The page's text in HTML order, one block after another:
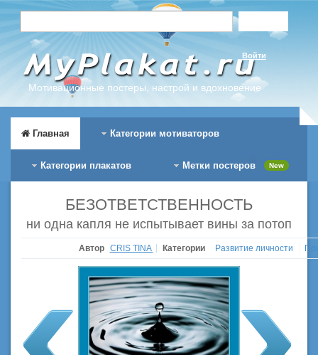
Мотивационные постеры, настрой и вдохновение
Войти
Главная Категории мотиваторов
Категории плакатов Метки постеров New
БЕЗОТВЕТСТВЕННОСТЬ
ни одна капля не испытывает вины за потоп
Автор CRIS TINA Категории Развитие личности